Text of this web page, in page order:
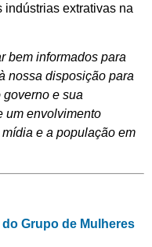
indústrias extrativas na
bem informados para
nossa disposição para
e sua
um envolvimento
e a população em
Grupo de Mulheres